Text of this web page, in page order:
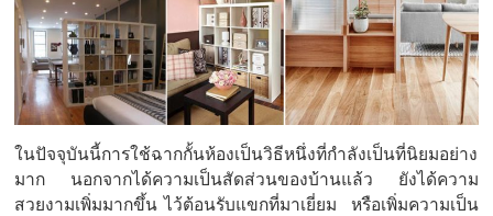
ในปัจจุบันนี้การใช้ฉากกั้นห้องเป็นวิธีหนึ่งที่กำลังเป็นที่นิยมอย่าง
มาก นอกจากได้ความเป็นสัดส่วนของบ้านแล้ว ยังได้ความ
สวยงามเพิ่มมากขึ้น ไว้ต้อนรับแขกที่มาเยี่ยม หรือเพิ่มความเป็น